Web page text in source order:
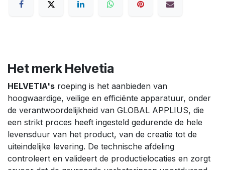
Het merk Helvetia
HELVETIA's roeping is het aanbieden van
hoogwaardige, veilige en efficiënte apparatuur, onder
de verantwoordelijkheid van GLOBAL APPLIUS, die
een strikt proces heeft ingesteld gedurende de hele
levensduur van het product, van de creatie tot de
uiteindelijke levering. De technische afdeling
controleert en valideert de productielocaties en zorgt